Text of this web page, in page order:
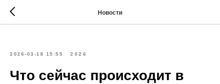
Новости
2026-03-18 15:55 2026
Что сейчас происходит в